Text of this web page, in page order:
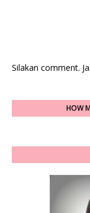
Silakan comment.
HOW